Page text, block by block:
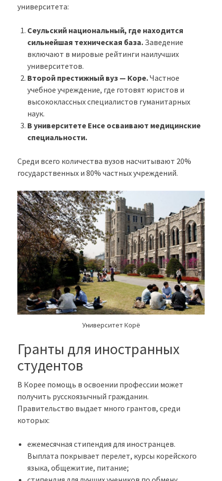
университета:
Сеульский национальный, где находится
сильнейшая техническая база. Заведение
включают в мировые рейтинги наилучших
университетов.
Второй престижный вуз — Коре.Частное
учебное учреждение, где готовят юристов и
высококлассных специалистов гуманитарных
наук.
В университете Енсе осваивают медицинские
специальности.
Среди всего количества вузов насчитывают 20%
государственных и 80% частных учреждений.
Университет Корё
Гранты для иностранных
студентов
В Корее помощь в освоении профессии может
получить русскоязычный гражданин.
Правительство выдает много грантов, среди
которых:
ежемесячная стипендия для иностранцев.
Выплата покрывает перелет, курсы корейского
языка, общежитие, питание;